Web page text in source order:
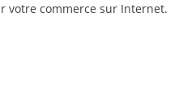
votre commerce sur Internet.